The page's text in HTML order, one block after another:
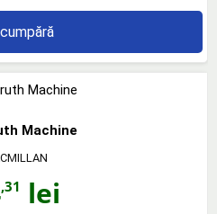
cumpără
Machine
,31 lei